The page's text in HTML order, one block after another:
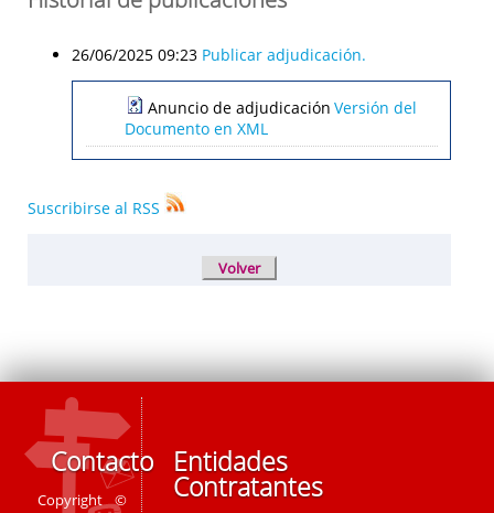
26/06/2025 09:23 Publicar adjudicación.
Anuncio de adjudicación Versión del
Documento en XML
Suscribirse al RSS
Contacto
Copyright ©
Entidades
Contratantes